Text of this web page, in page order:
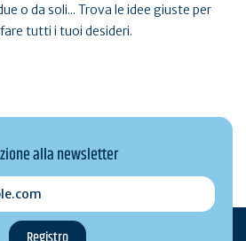
o da soli... Trova le idee giuste per
tutti i tuoi desideri.
alla newsletter